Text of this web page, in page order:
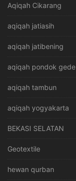
Aqiqah Cikarang
aqiqah jatiasih
aqiqah jatibening
aqiqah pondok gede
aqiqah tambun
aqiqah yogyakarta
BEKASI SELATAN
Geotextile
hewan qurban